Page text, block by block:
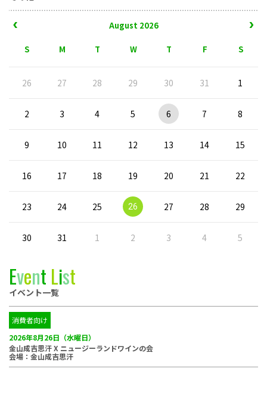
August 2026
26 27 28 29 30 31 1
2 3 4 5 6 7 8
9 10 11 12 13 14 15
16 17 18 19 20 21 22
23 24 25 26 27 28 29
30 31 1 2 3 4 5
Event List
イベント一覧
消費者向け
2026年8月26日（水曜日）
金山成吉思汗 X ニュージーランドワインの会
会場：金山成吉思汗